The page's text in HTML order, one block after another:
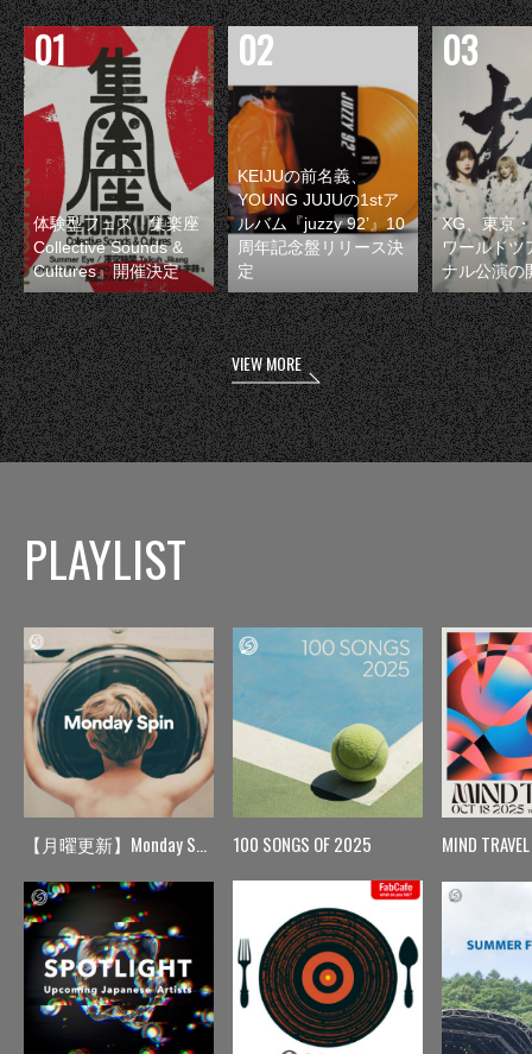
体験型フェス『集楽座
Collective Sounds &
Cultures』開催決定
KEIJUの前名義、
YOUNG JUJUの1stア
ルバム『juzzy 92’』10
周年記念盤リリース決
定
XG、東京
ワールドツ
ナル公演の
VIEW MORE
PLAYLIST
【月曜更新】Monday Spin 100 SONGS OF 2025 MIND TRAVEL